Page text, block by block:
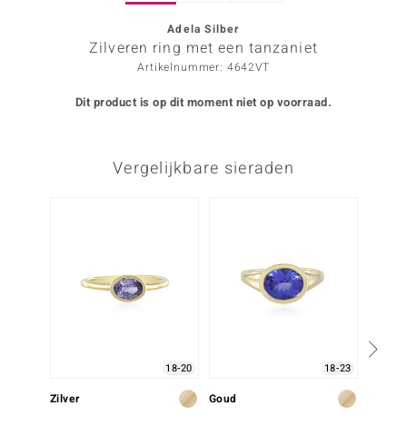
Collection
Adela Silber
Zilveren ring met een tanzaniet
Artikelnummer: 4642VT
Dit product is op dit moment niet op voorraad.
Vergelijkbare sieraden
18-20
Zilver
18-23
Goud